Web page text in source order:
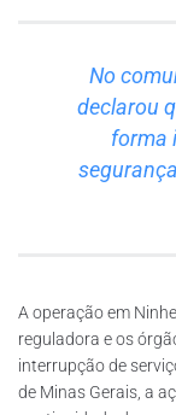
No
declarou
forma
A operação em
reguladora e os
interrupção de
de Minas Gerais, a